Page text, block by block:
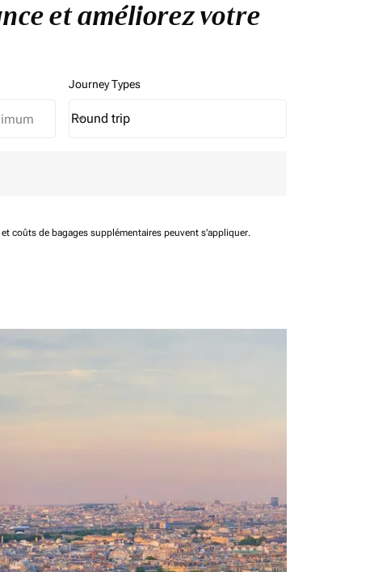
et améliorez votre
Journey Types
Journey Types option Round trip Selected
Round trip
keyboard_arrow_down
et coûts de bagages supplémentaires peuvent s'appliquer.